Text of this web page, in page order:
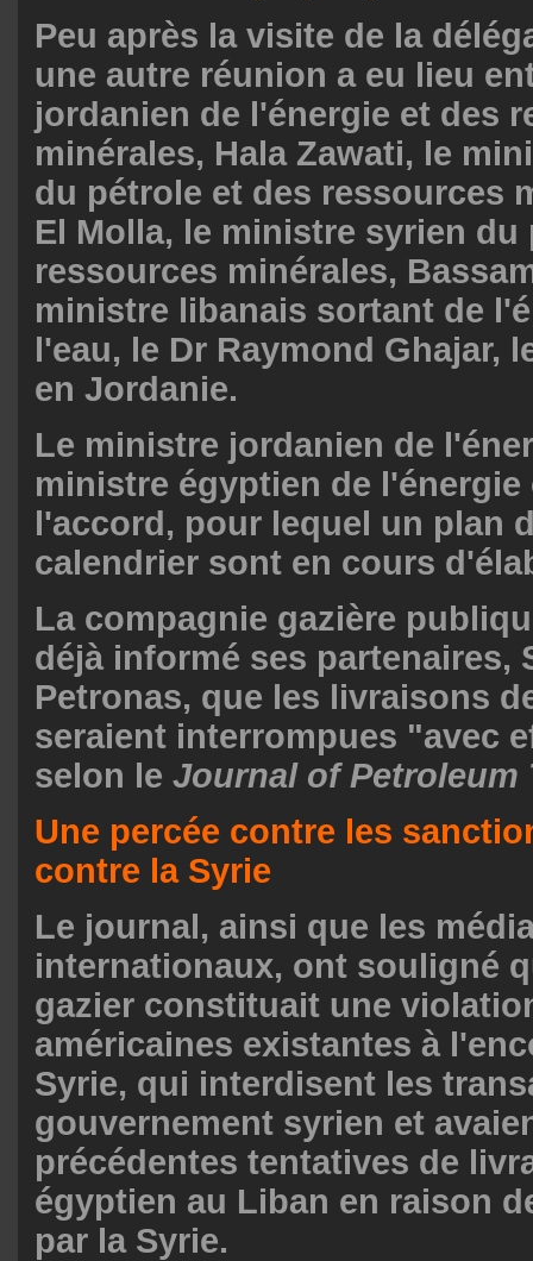
Peu après la visite de la
une autre réunion a eu lieu
jordanien de l'énergie et des
minérales, Hala Zawati, le
du pétrole et des ressources
El Molla, le ministre syrien du
ressources minérales,
ministre libanais sortant de
l'eau, le Dr Raymond Ghajar,
en Jordanie.
Le ministre jordanien de
ministre égyptien de
l'accord, pour lequel un plan
calendrier sont en cours
La compagnie gazière
déjà informé ses partenaires,
Petronas, que les livraisons
seraient interrompues "avec
selon le Journal of Petroleum
Une percée contre les
contre la Syrie
Le journal, ainsi que les
internationaux, ont souligné
gazier constituait une
américaines existantes à
Syrie, qui interdisent les
gouvernement syrien et
précédentes tentatives de
égyptien au Liban en raison
par la Syrie.